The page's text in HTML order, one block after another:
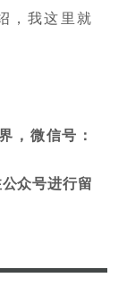
，我这里就
，微信号：
众号进行留